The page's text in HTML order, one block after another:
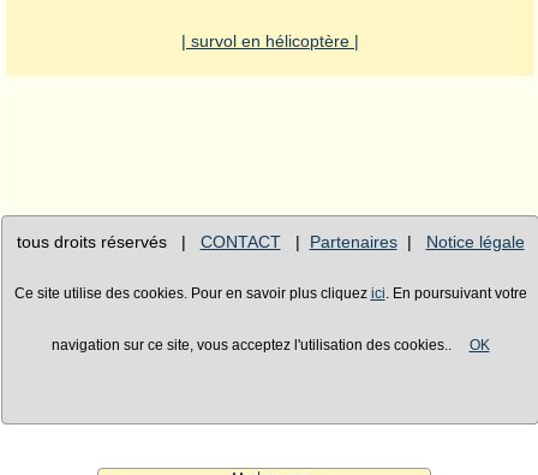
| survol en hélicoptère |
tous droits réservés | CONTACT| Partenaires| Notice légale
Ce site utilise des cookies. Pour en savoir plus cliquez ici . En poursuivant votre
navigation sur ce site, vous acceptez l'utilisation des cookies.. OK